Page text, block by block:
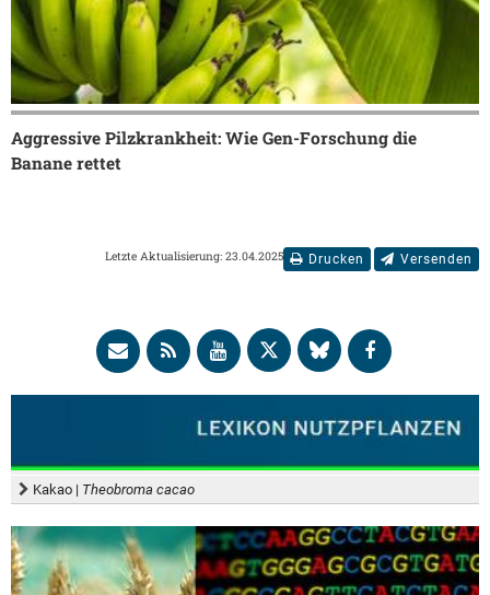
Aggressive Pilzkrankheit: Wie Gen-Forschung die
Banane rettet
Drucken Versenden
Letzte Aktualisierung: 23.04.2025
Kakao | Theobroma cacao